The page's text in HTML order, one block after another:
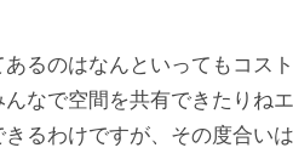
るのはなんといってもコス
なで空間を共有できたりね
るわけですが、その度合い